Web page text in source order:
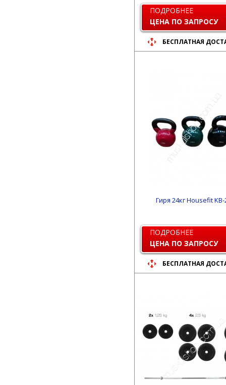
ПОДРОБНЕЕ
ЦЕНА ПО ЗАПРОСУ
БЕСПЛАТНАЯ
Гиря 24кг Housefit
ПОДРОБНЕЕ
ЦЕНА ПО ЗАПРОСУ
БЕСПЛАТНАЯ